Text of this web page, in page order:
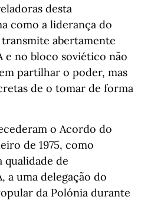
desta
como a liderança do
abertamente
e no bloco soviético não
partilhar o poder, mas
de o tomar de forma
o Acordo do
de 1975, como
qualidade de
a uma delegação do
da Polónia durante